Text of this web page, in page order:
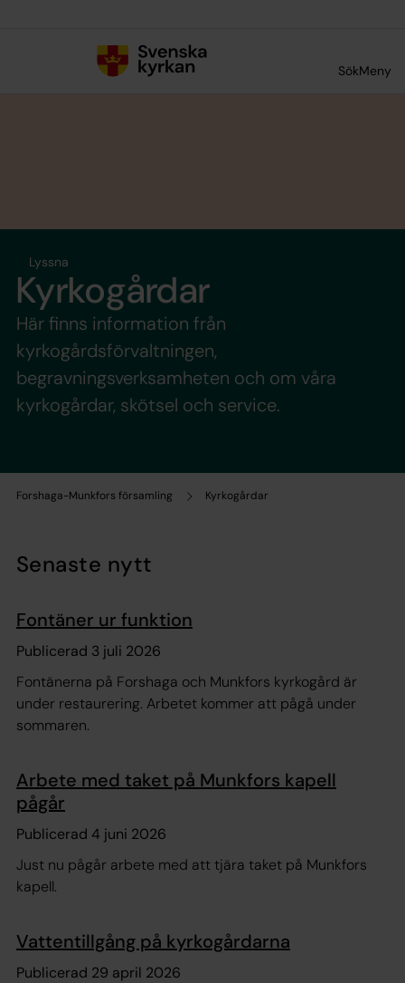
SökMeny
Forshaga-Munkfors församling Kyrkogårdar
Lyssna
Kyrkogårdar
Här finns information från
kyrkogårdsförvaltningen,
begravningsverksamheten och om våra
kyrkogårdar, skötsel och service.
Senaste nytt
Fontäner ur funktion
Publicerad 3 juli 2026
Fontänerna på Forshaga och Munkfors kyrkogård är
under restaurering. Arbetet kommer att pågå under
sommaren.
Arbete med taket på Munkfors kapell
pågår
Publicerad 4 juni 2026
Just nu pågår arbete med att tjära taket på Munkfors
kapell.
Vattentillgång på kyrkogårdarna
Publicerad 29 april 2026